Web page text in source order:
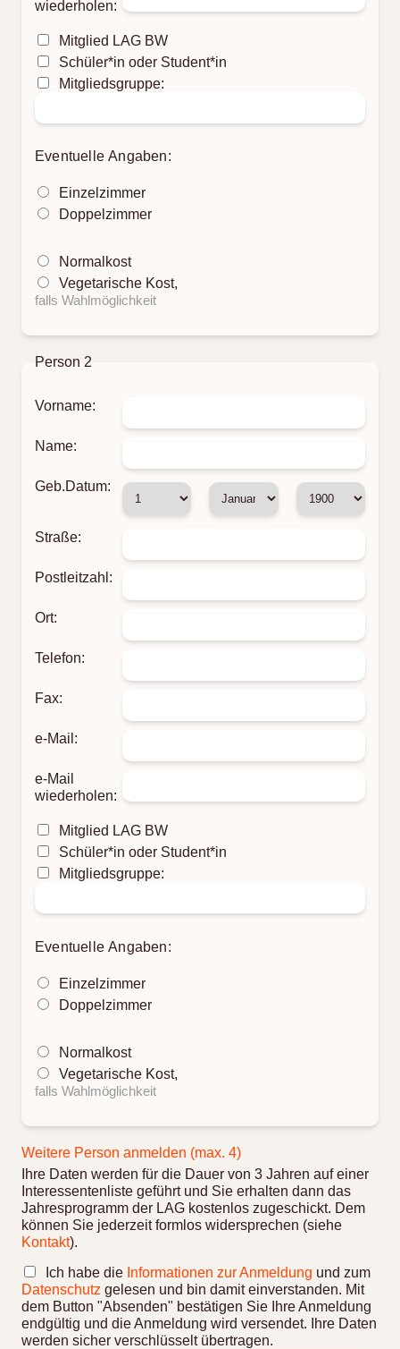
wiederholen:
Mitglied LAG BW
Schüler*in oder Student*in
Mitgliedsgruppe:
Eventuelle Angaben:
Einzelzimmer
Doppelzimmer
Normalkost
Vegetarische Kost,
falls Wahlmöglichkeit
Person 2
Vorname:
Name:
Geb.Datum:
Straße:
Postleitzahl:
Ort:
Telefon:
Fax:
e-Mail:
e-Mail
wiederholen:
Mitglied LAG BW
Schüler*in oder Student*in
Mitgliedsgruppe:
Eventuelle Angaben:
Einzelzimmer
Doppelzimmer
Normalkost
Vegetarische Kost,
falls Wahlmöglichkeit
Weitere Person anmelden (max. 4)
Ihre Daten werden für die Dauer von 3 Jahren auf einer
Interessentenliste geführt und Sie erhalten dann das
Jahresprogramm der LAG kostenlos zugeschickt. Dem
können Sie jederzeit formlos widersprechen (siehe
Kontakt).
Ich habe die Informationen zur Anmeldung und zum
Datenschutz gelesen und bin damit einverstanden. Mit
dem Button "Absenden" bestätigen Sie Ihre Anmeldung
endgültig und die Anmeldung wird versendet. Ihre Daten
werden sicher verschlüsselt übertragen.